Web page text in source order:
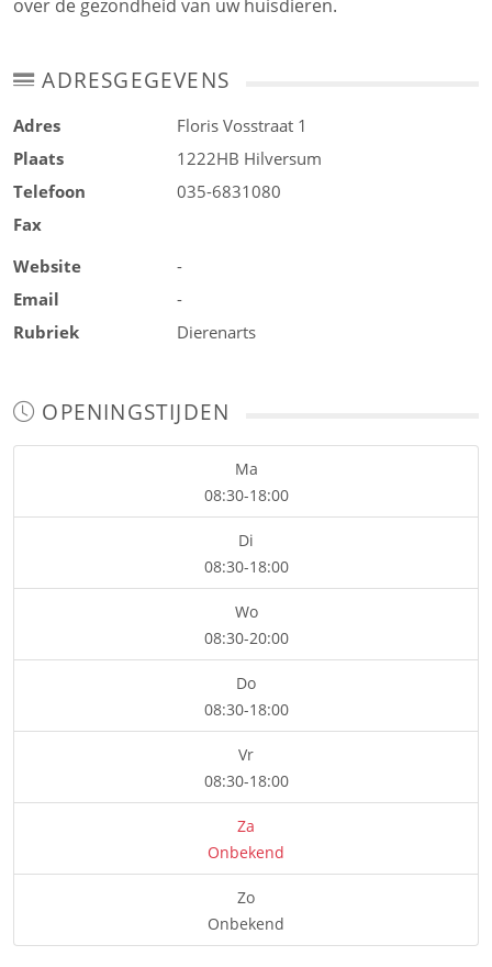
over de gezondheid van uw huisdieren.
ADRESGEGEVENS
Adres
Floris Vosstraat 1
Plaats
1222HB Hilversum
Telefoon
035-6831080
Fax
Website
-
Email
-
Rubriek
Dierenarts
OPENINGSTIJDEN
Ma
08:30-18:00
Di
08:30-18:00
Wo
08:30-20:00
Do
08:30-18:00
Vr
08:30-18:00
Za
Onbekend
Zo
Onbekend